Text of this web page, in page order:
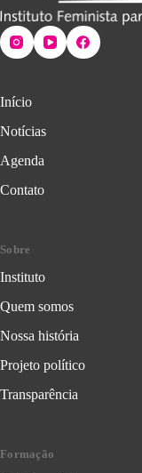
Início
Notícias
Agenda
Contato
Sobre
Instituto
Quem somos
Nossa história
Projeto político
Transparência
Formação